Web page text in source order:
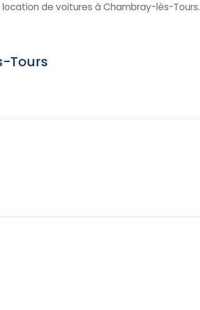
de voitures à Chambray-lès-Tours.
Tours